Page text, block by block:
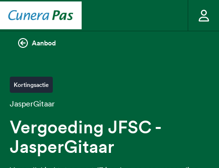
Aanbod
Kortingsactie
JasperGitaar
Vergoeding JFSC -
JasperGitaar